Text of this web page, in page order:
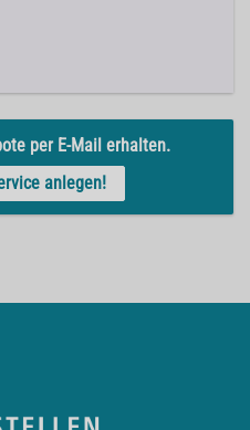
per E-Mail erhalten.
anlegen!